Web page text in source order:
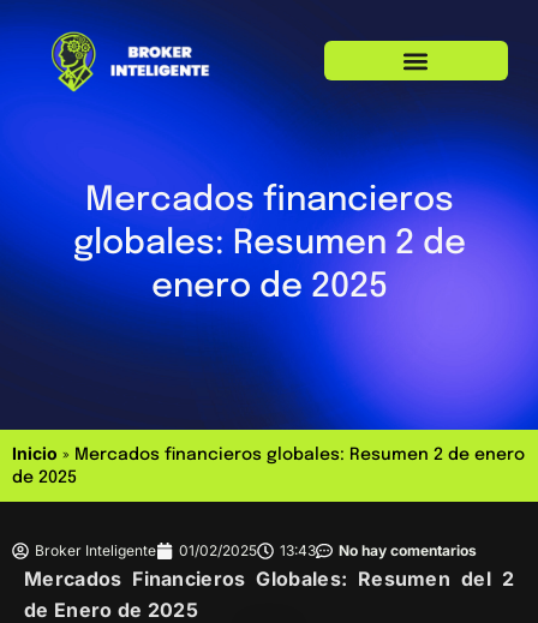
Mercados financieros
globales: Resumen 2 de
enero de 2025
Inicio » Mercados financieros globales: Resumen 2 de enero
de 2025
Broker Inteligente 01/02/2025 13:43 No hay comentarios
Mercados Financieros Globales: Resumen del 2
de Enero de 2025